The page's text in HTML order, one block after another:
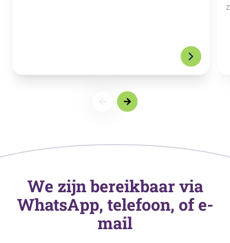
We zijn bereikbaar via
WhatsApp, telefoon, of e-
mail